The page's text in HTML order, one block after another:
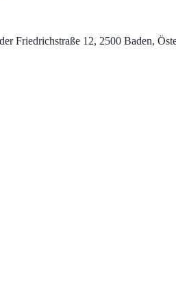
Friedrichstraße 12, 2500 Baden,